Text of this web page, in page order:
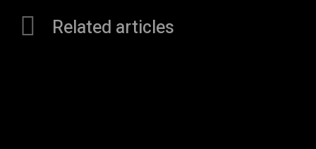
Related articles